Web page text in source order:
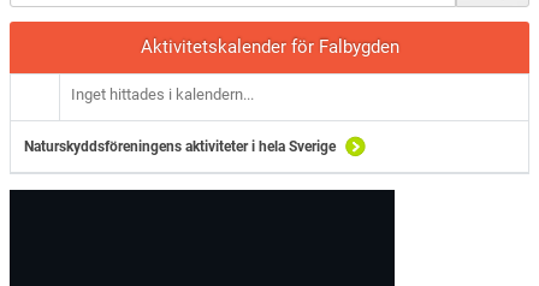
Aktivitetskalender för Falbygden
Inget hittades i kalendern...
Naturskyddsföreningens aktiviteter i hela Sverige